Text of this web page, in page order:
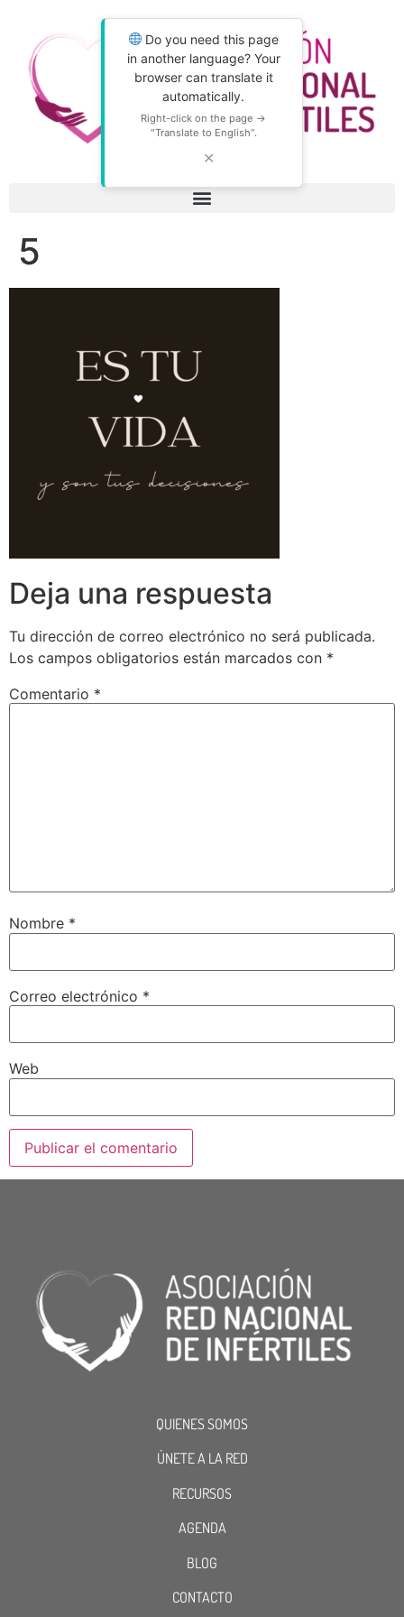
Do you need this page
in another language? Your
browser can translate it
automatically.
Right-click on the page →
"Translate to English".
✕
5
Deja una respuesta
Tu dirección de correo electrónico no será publicada.
Los campos obligatorios están marcados con *
Comentario *
Nombre *
Correo electrónico *
Web
QUIENES SOMOS
ÚNETE A LA RED
RECURSOS
AGENDA
BLOG
CONTACTO